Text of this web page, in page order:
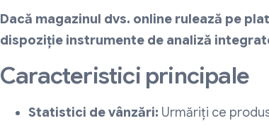
Dacă magazinul dvs. online rulează pe
dispoziție instrumente de analiză
Caracteristici principale
Statistici de vânzări: Urmăriți ce